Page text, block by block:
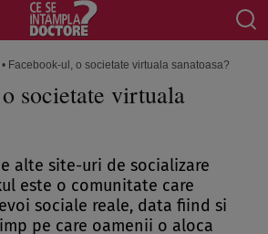
• Facebook-ul, o societate virtuala sanatoasa?
societate virtuala
alte site-uri de socializare
este o comunitate care
sociale reale, data fiind si
pe care oamenii o aloca